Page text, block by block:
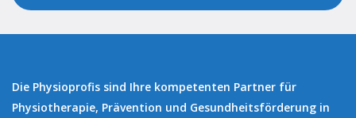
Die Physioprofis sind Ihre kompetenten Partner für
Physiotherapie, Prävention und Gesundheitsförderung in